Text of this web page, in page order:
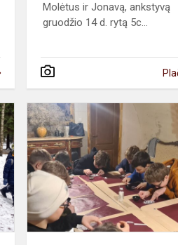
Molėtus ir Jonavą, ankstyvą
gruodžio 14 d. rytą 5c...
1e
ir
3d
klasių
mokinių
išvyka
į
Perlinių